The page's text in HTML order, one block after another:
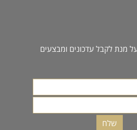
מנת לקבל עדכונים ומבצעים